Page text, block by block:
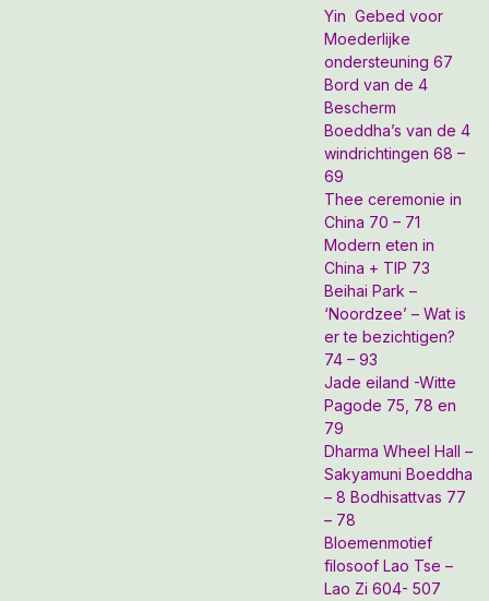
Yin Gebed voor
Moederlijke
ondersteuning 67
Bord van de 4
Bescherm
Boeddha’s van de 4
windrichtingen 68 –
69
Thee ceremonie in
China 70 – 71
Modern eten in
China + TIP 73
Beihai Park –
‘Noordzee’ – Wat is
er te bezichtigen?
74 – 93
Jade eiland -Witte
Pagode 75, 78 en
79
Dharma Wheel Hall –
Sakyamuni Boeddha
– 8 Bodhisattvas 77
– 78
Bloemenmotief
filosoof Lao Tse –
Lao Zi 604- 507